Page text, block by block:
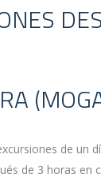
de un
de 3 horas en